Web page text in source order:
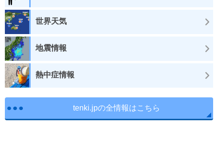
世界天気
地震情報
熱中症情報
tenki.jpの全情報はこちら